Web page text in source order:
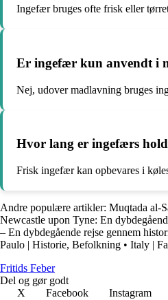
Ingefær bruges ofte frisk eller
Er ingefær kun anvendt i
Nej, udover madlavning bruges
Hvor lang er ingefærs
Frisk ingefær kan opbevares i
Andre populære artikler: Muqtada al-
Newcastle upon Tyne: En
– En dybdegående rejse gennem
Paulo | Historie, Befolkning • Italy |
Fritids Feber
Del og gør godt
X
Facebook Instagram